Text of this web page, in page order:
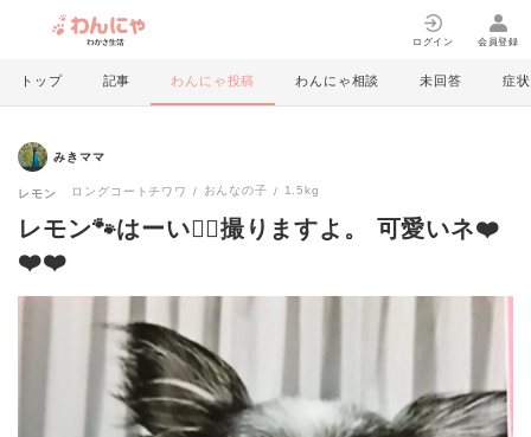
ログイン 会員登録
トップ 記事 わんにゃ投稿 わんにゃ相談 未回答 症状
みきママ
レモン ロングコートチワワ おんなの子 1.5kg
レモン🐾はーい🙋‍♀️撮りますよ。 可愛いネ❤️
❤️❤️